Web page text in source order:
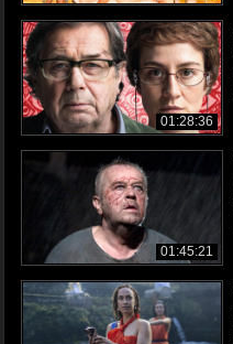
01:28:36
01:45:21